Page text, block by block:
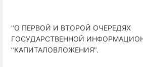
"О ПЕРВОЙ И ВТОРОЙ ОЧЕРЕДЯХ
ГОСУДАРСТВЕННОЙ
"КАПИТАЛОВЛОЖЕНИЯ".